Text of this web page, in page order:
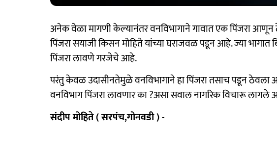
अनेक वेळा मागणी केल्यानंतर वनविभागाने गावात एक पिंजरा आणून
पिंजरा सयाजी किसन मोहिते यांच्या घराजवळ पडून आहे. ज्या भागात
पिंजरा लावणे गरजेचे आहे.
परंतु केवळ उदासीनतेमुळे वनविभागाने हा पिंजरा तसाच पडून ठेवला
वनविभाग पिंजरा लावणार का ?असा सवाल नागरिक विचारू
संदीप मोहिते ( सरपंच,गोनवडी ) -